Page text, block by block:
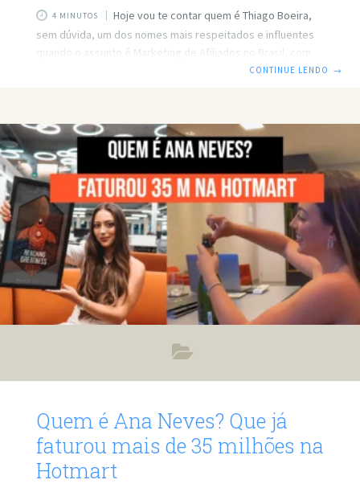
4 MINUTOS
Hoje vou te contar quem é Thiago Boeira,
sem dúvida, um dos nomes mais respeitados e influentes
quando o assunto é Marketing de Afiliados no Brasil, com
um foco cirúrgico em Google Ads e, mais notavelmente,
história de sucesso estrondoso, alcançando o patamar de
múltiplos 7 dígitos em faturamento. Seu sucesso não é
fruto de sorte, mas sim de uma execução precisa de
estratégias de tráfego
CONTINUE LENDO →
Quem é Ana Neves? Que já
faturou mais de 35 milhões na
Hotmart